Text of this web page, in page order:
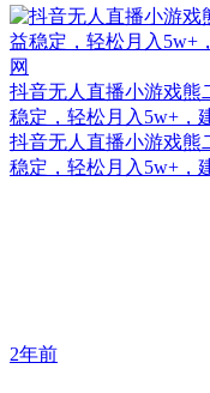
抖音无人直播小游戏熊
稳定，轻松月入5w+，
抖音无人直播小游戏熊
稳定，轻松月入5w+，
2年前